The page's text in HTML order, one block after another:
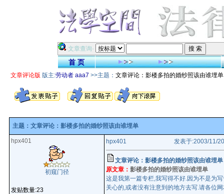
·文章查询·
首 页
文章评论版 版主:劳动者 aaa7 >>主题： 文章评论：影楼多拍的婚纱照该由谁埋单
主题：文章评论：影楼多拍的婚纱照该由谁埋单
hpx401
初窥门径
发贴数量:23
hpx401 发表于:2003/11/
文章评论：影楼多拍的婚纱照该由谁埋单
原文章： 影楼多拍的婚纱照该由谁埋单
这是我第一篇专栏,我写得不好.因为不是为
关心的,或者没有注意到的地方去写.请各位